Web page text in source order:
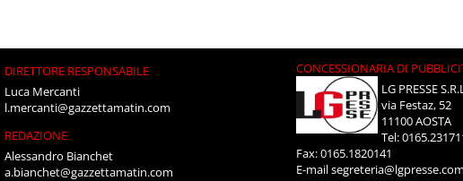
DIRETTORE RESPONSABILE
Luca Mercanti
l.mercanti@gazzettamatin.com
REDAZIONE
Alessandro Bianchet
a.bianchet@gazzettamatin.com
CONCESSIONARIA DI
LG PRESSE
via Festaz, 52
11100 AOSTA
Tel:
Fax: 0165.1820141
E-mailsegreteria@lgpresse.com